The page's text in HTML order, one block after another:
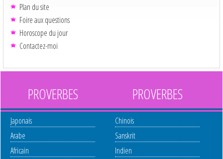
Plan du site
Foire aux questions
Horoscope du jour
Contactez-moi
PROVERBES
Japonais
Arabe
Africain
PROVERBES
Chinois
Sanskrit
Indien